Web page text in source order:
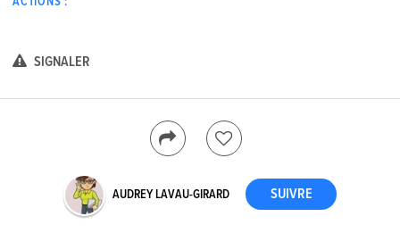
SIGNALER
AUDREY LAVAU-GIRARD